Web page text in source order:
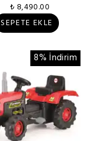
₺ 8,490.00
SEPETE EKLE
8% İndirim